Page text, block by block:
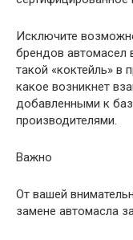
Исключите
брендов автомасел
такой «коктейль» в
какое возникнет
добавленными к
производителями.
Важно
От вашей
замене автомасла